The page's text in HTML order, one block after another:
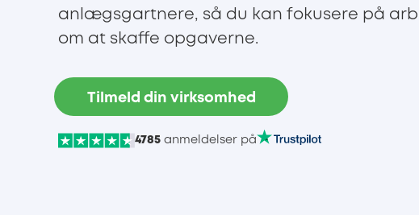
anlægsgartnere, så du kan fokusere på
om at skaffe opgaverne.
Tilmeld din virksomhed
4785 anmeldelser på